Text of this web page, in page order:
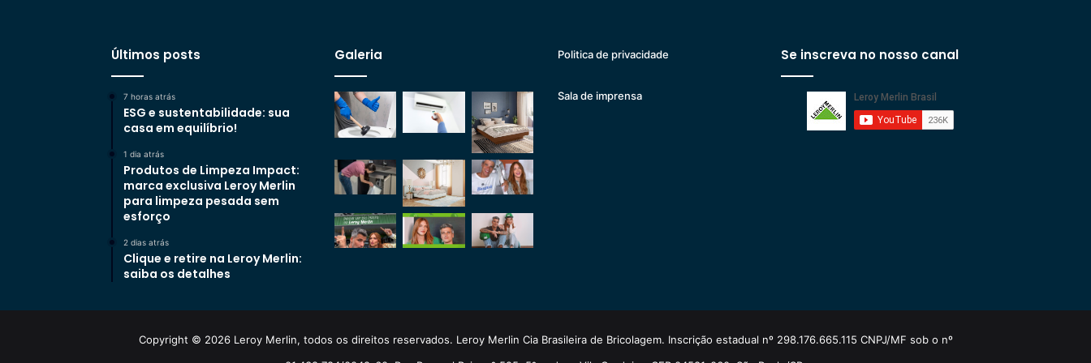
Últimos posts
7 horas atrás
ESG e sustentabilidade: sua
casa em equilíbrio!
1 dia atrás
Produtos de Limpeza Impact:
marca exclusiva Leroy Merlin
para limpeza pesada sem
esforço
2 dias atrás
Clique e retire na Leroy Merlin:
saiba os detalhes
Galeria Politica de privacidade
Sala de imprensa
Se inscreva no nosso canal
Copyright © 2026 Leroy Merlin, todos os direitos reservados. Leroy Merlin Cia Brasileira de Bricolagem. Inscrição estadual nº 298.176.665.115 CNPJ/MF sob o nº